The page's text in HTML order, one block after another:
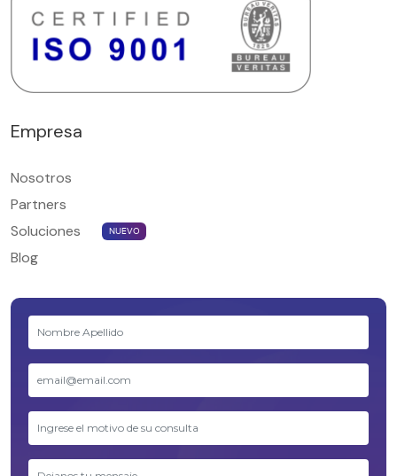
Empresa
Nosotros
Partners
Soluciones
NUEVO
Blog